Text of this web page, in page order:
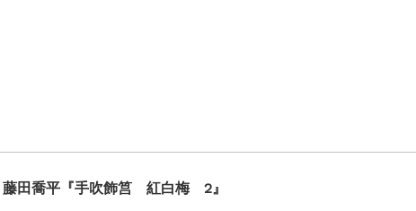
藤田喬平『手吹飾筥 紅白梅 2』